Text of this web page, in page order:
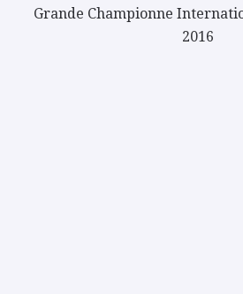
Grande Championne
2016